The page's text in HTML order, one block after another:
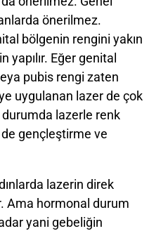
önerilmez.
bölgenin rengini yakın
Eğer genital
pubis rengi zaten
uygulanan lazer de çok
lazerle renk
gençleştirme ve
lazerin direk
Ama hormonal durum
yani gebeliğin